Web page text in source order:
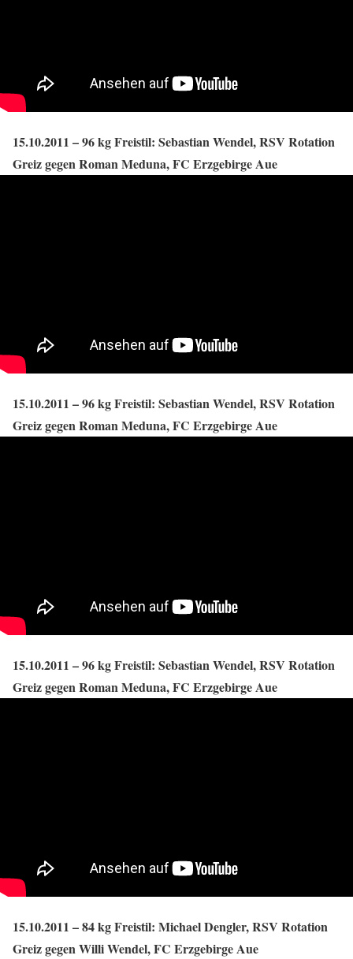
15.10.2011 – 96 kg Freistil: Sebastian Wendel, RSV Rotation
Greiz gegen Roman Meduna, FC Erzgebirge Aue
15.10.2011 – 96 kg Freistil: Sebastian Wendel, RSV Rotation
Greiz gegen Roman Meduna, FC Erzgebirge Aue
15.10.2011 – 96 kg Freistil: Sebastian Wendel, RSV Rotation
Greiz gegen Roman Meduna, FC Erzgebirge Aue
15.10.2011 – 84 kg Freistil: Michael Dengler, RSV Rotation
Greiz gegen Willi Wendel, FC Erzgebirge Aue